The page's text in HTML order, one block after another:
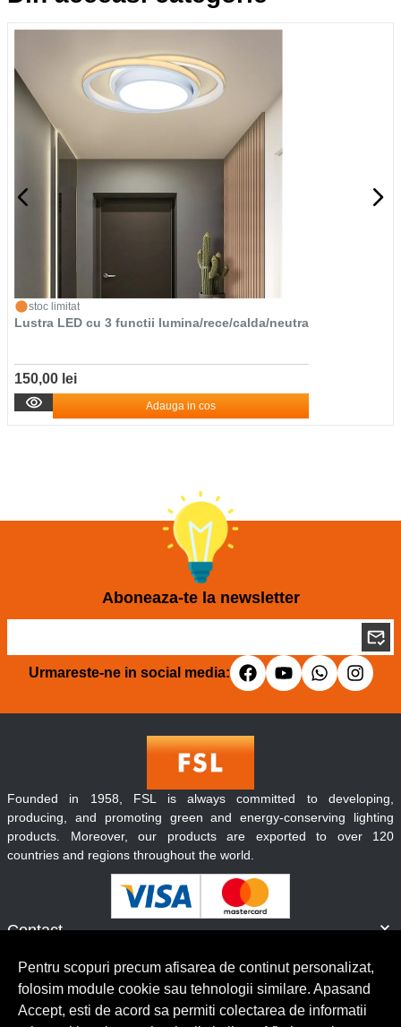
stoc limitat
Lustra LED cu 3 functii lumina/rece/calda/neutra
150,00 lei
Adauga in cos
Aboneaza-te la newsletter
Urmareste-ne in social media:
Contact
Servicii clienti
Founded in 1958, FSL is always committed to developing,
producing, and promoting green and energy-conserving lighting
products. Moreover, our products are exported to over 120
countries and regions throughout the world.
Pentru scopuri precum afisarea de continut personalizat,
folosim module cookie sau tehnologii similare. Apasand
Accept, esti de acord sa permiti colectarea de informatii